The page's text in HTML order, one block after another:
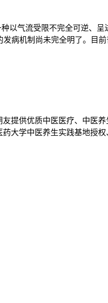
气流受限不完全可逆、呈
病机制尚未完全明了。目
提供优质中医医疗、中医
大学中医养生实践基地授